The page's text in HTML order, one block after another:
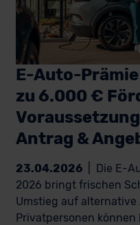
E-Auto-
zu 6.000 €
Antrag &
23.04.2026
Die E-
2026 bringt frischen
Umstieg auf alternative
Privatpersonen können